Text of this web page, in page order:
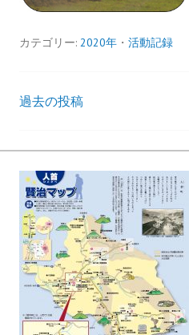
カテゴリー: 2020年 ・ 活動記録
投
稿
ナ
ビ
ゲ
過去の投稿